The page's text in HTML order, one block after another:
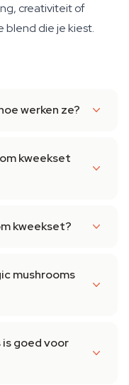
creativiteit of
blend die je kiest.
werken ze?
kweekset
kweekset?
mushrooms
is goed voor